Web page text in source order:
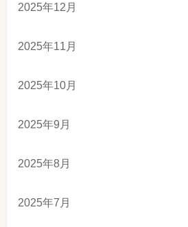
2025年12月
2025年11月
2025年10月
2025年9月
2025年8月
2025年7月